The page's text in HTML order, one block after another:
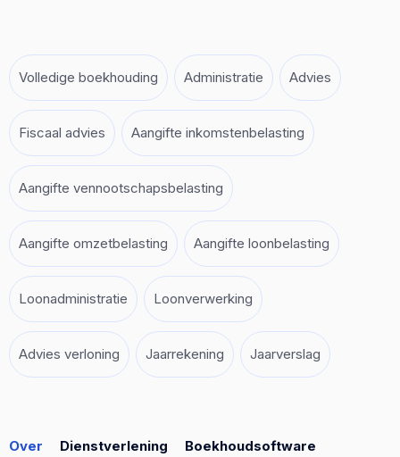
Volledige boekhouding Administratie Advies
Fiscaal advies Aangifte inkomstenbelasting
Aangifte vennootschapsbelasting
Aangifte omzetbelasting Aangifte loonbelasting
Loonadministratie Loonverwerking
Advies verloning Jaarrekening Jaarverslag
Over Dienstverlening Boekhoudsoftware